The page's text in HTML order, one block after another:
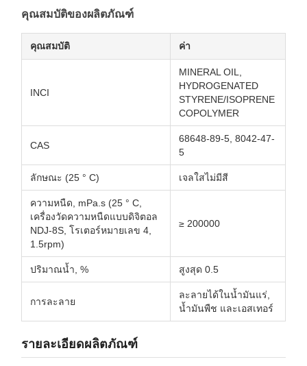
คุณสมบัติของผลิตภัณฑ์
คุณสมบัติ ค่า
INCI
MINERAL OIL,
HYDROGENATED
STYRENE/ISOPRENE
COPOLYMER
CAS
68648-89-5, 8042-47-
5
ลักษณะ (25 ° C) เจลใสไม่มีสี
ความหนืด, mPa.s (25 ° C,
เครื่องวัดความหนืดแบบดิจิตอล
NDJ-8S, โรเตอร์หมายเลข 4,
1.5rpm)
≥ 200000
ปริมาณน้ำ, % สูงสุด 0.5
การละลาย
ละลายได้ในน้ำมันแร่,
น้ำมันพืช และเอสเทอร์
รายละเอียดผลิตภัณฑ์